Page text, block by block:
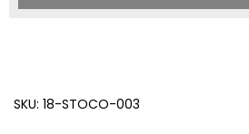
SKU: 18-STOCO-003